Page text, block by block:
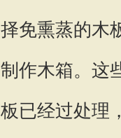
择免熏蒸的木
制作木箱。这
板已经过处理